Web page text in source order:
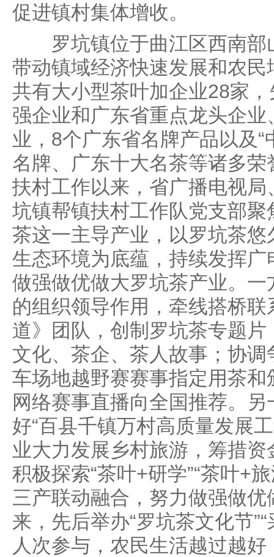
促进镇村集体增收。
罗坑镇位于曲江区西南部
带动镇域经济快速发展和农
共有大小型茶叶加企业28家
强企业和广东省重点龙头企
业，8个广东省名牌产品以及“
名牌、广东十大名茶等诸多
扶村工作以来，省广播电视
坑镇帮镇扶村工作队党支部
茶这一主导产业，以罗坑茶
生态环境为底蕴，持续发挥
做强做优做大罗坑茶产业。
的组织领导作用，牵线搭桥
道》团队，创制罗坑茶专题
文化、茶企、茶人故事；协
车场地越野赛赛事指定用茶
网络赛事直播向全国推荐。
好“百县千镇万村高质量发展
业大力发展乡村旅游，筹措
积极探索“茶叶+研学”“茶叶+
三产联动融合，努力做强做
来，先后举办“罗坑茶文化节
人次参与，农民生活越过越好